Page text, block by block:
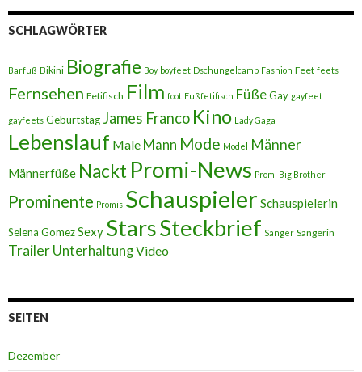
SCHLAGWÖRTER
Barfuß Bikini Biografie Boy boyfeet Dschungelcamp Fashion Feet feets
Fernsehen Fetifisch Film foot Fußfetifisch FüßeGay gayfeet
gayfeets Geburtstag James Franco Kino Lady Gaga
Lebenslauf Male Mann Mode Model Männer
Männerfüße Nackt Promi-News Promi Big Brother
Prominente Promis Schauspieler Schauspielerin
Selena GomezSexy StarsSteckbrief Sänger Sängerin
Trailer UnterhaltungVideo
SEITEN
Dezember